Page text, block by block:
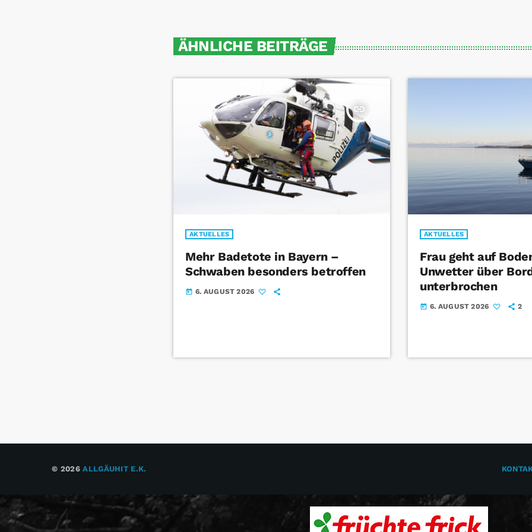
ÄHNLICHE BEITRÄGE
insert_link
AKTUELLES
Mehr Badetote in Bayern –
Schwaben besonders betroffen
today 6. AUGUST 2026
AKTUELLES
Frau geht auf
Unwetter über
unterbrochen
today 6. AUGUST 2026 2
© 2026ALLGÄUHIT E.K.